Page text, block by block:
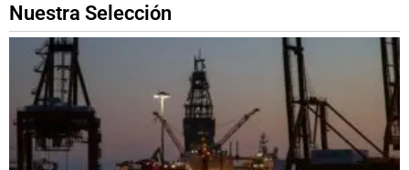
Nuestra Selección